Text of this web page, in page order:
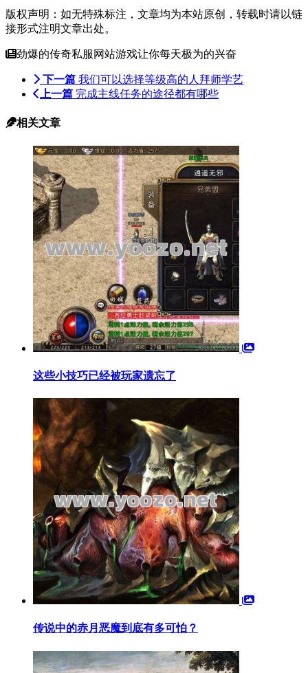
版权声明：如无特殊标注，文章均为本站原创，转载时请以链
接形式注明文章出处。
劲爆的传奇私服网站游戏让你每天极为的兴奋
下一篇 我们可以选择等级高的人拜师学艺
上一篇 完成主线任务的途径都有哪些
相关文章
这些小技巧已经被玩家遗忘了
传说中的赤月恶魔到底有多可怕？